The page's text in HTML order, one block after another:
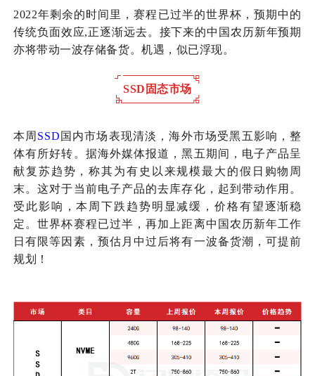
2022年剩余的时间里，赛程已过半的世界杯，预期中的
传统负面效应,正逐渐远去。接下来的中国农历新年预期
亦将带动一波存储备货。机遇，似已浮现。
SSD固态市场
本周 SSD 国内市场表现清淡，海外市场受黑五影响，整
体有所好转。据海外媒体报道，黑五期间，电子产品呈
献复苏趋势，称其为有史以来规模最大的假日购物周
末。这对于当前电子产品的去库存化，起到带动作用。
受此影响，本周下跌趋势明显减缓，价格有望逐渐稳
定。世界杯赛程已过半，再加上距离中国农历新年工作
日有限等因素，预估月中过后将有一波备货潮，可提前
规划！